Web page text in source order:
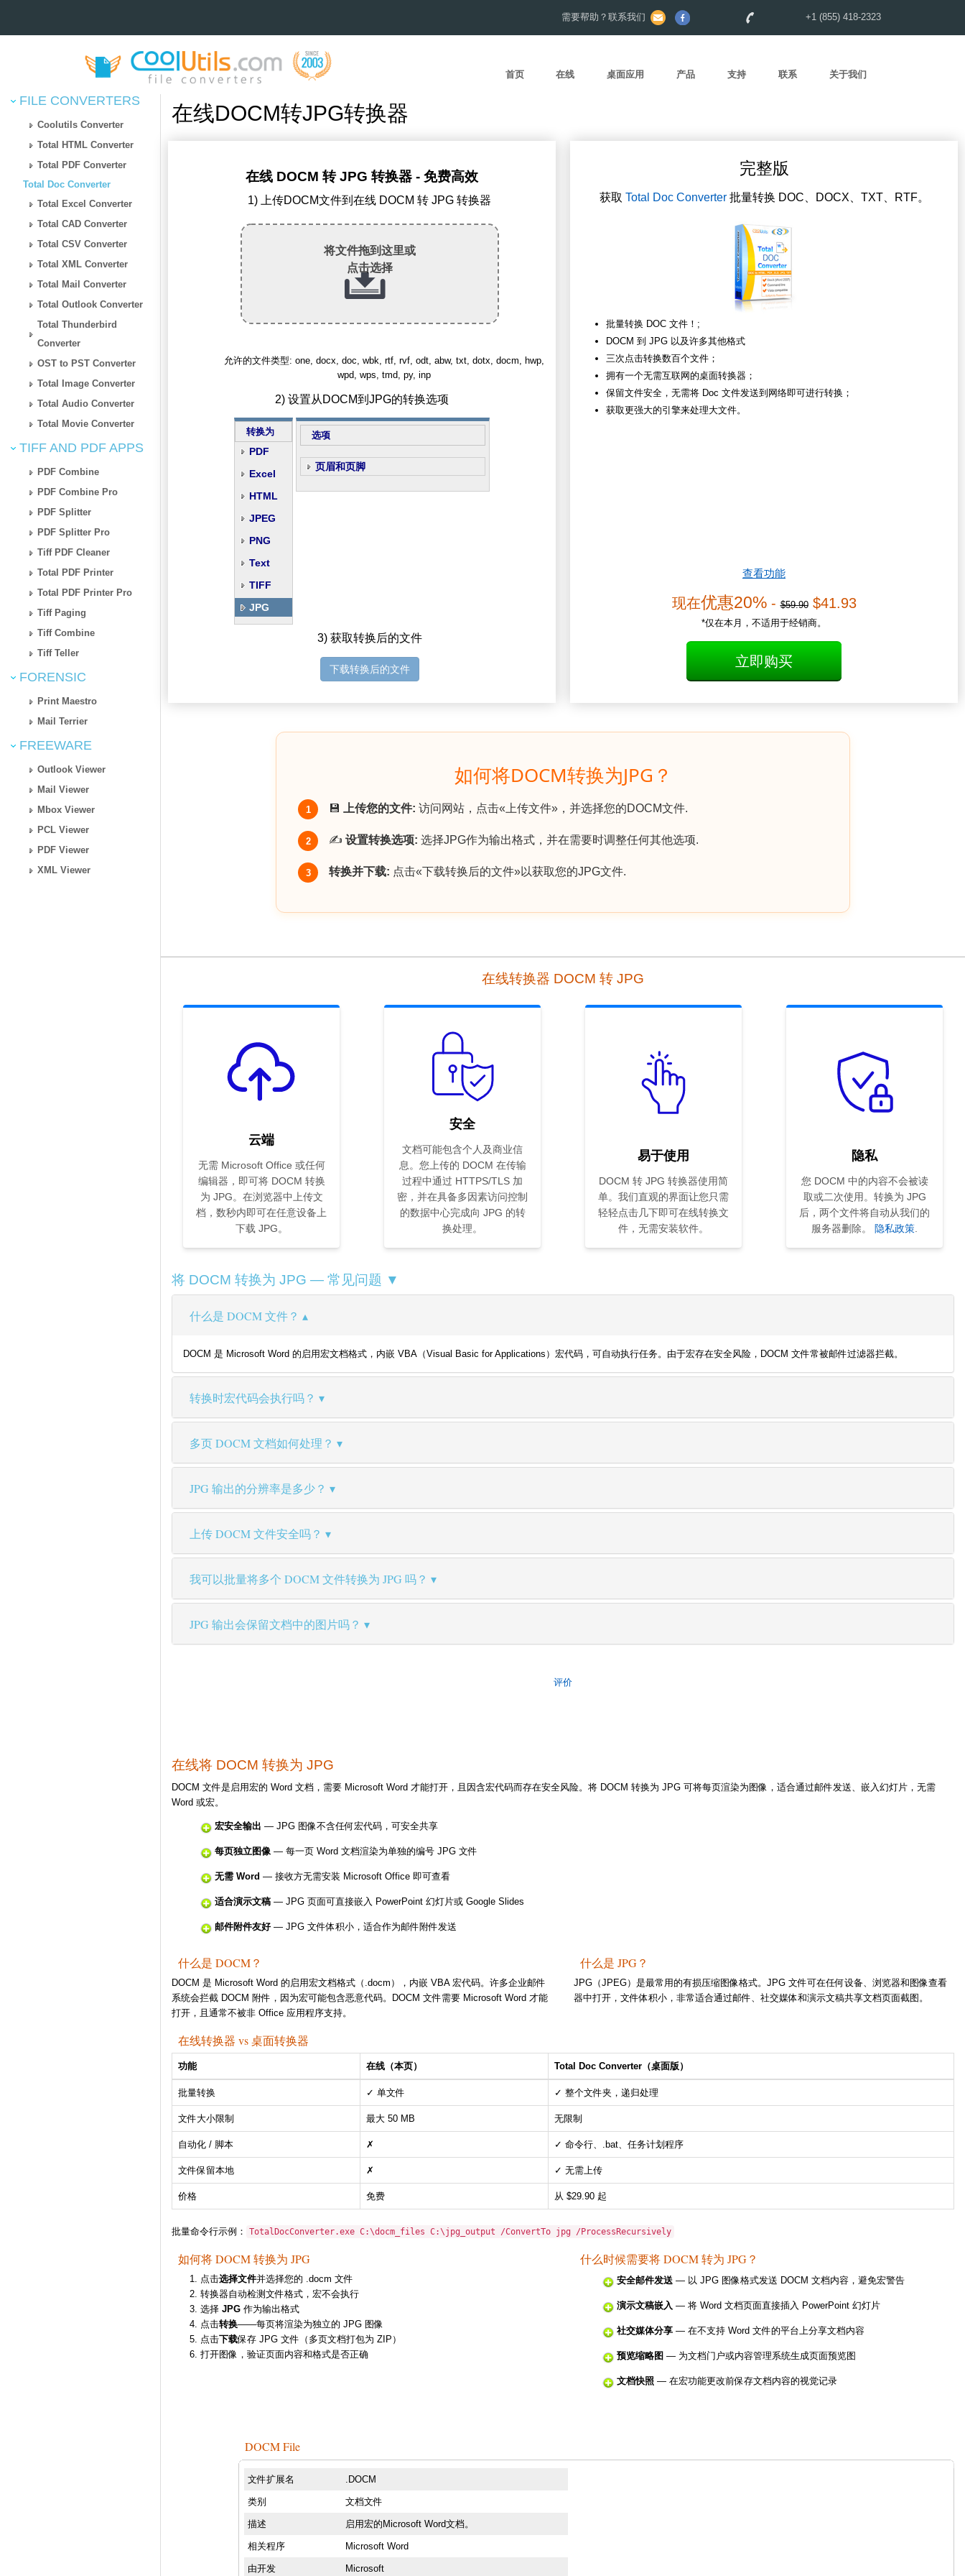
需要帮助？联系我们 +1 (855) 418-2323
首页 在线 桌面应用 产品 支持 联系 关于我们
FILE CONVERTERS
Coolutils Converter
Total HTML Converter
Total PDF Converter
Total Doc Converter
Total Excel Converter
Total CAD Converter
Total CSV Converter
Total XML Converter
Total Mail Converter
Total Outlook Converter
Total Thunderbird
Converter
OST to PST Converter
Total Image Converter
Total Audio Converter
Total Movie Converter
TIFF AND PDF APPS
PDF Combine
PDF Combine Pro
PDF Splitter
PDF Splitter Pro
Tiff PDF Cleaner
Total PDF Printer
Total PDF Printer Pro
Tiff Paging
Tiff Combine
Tiff Teller
FORENSIC
Print Maestro
Mail Terrier
FREEWARE
Outlook Viewer
Mail Viewer
Mbox Viewer
PCL Viewer
PDF Viewer
XML Viewer
在线DOCM转JPG转换器
在线 DOCM 转 JPG 转换器 - 免费高效
1) 上传DOCM文件到在线 DOCM 转 JPG 转换器
将文件拖到这里或
点击选择
允许的文件类型: one, docx, doc, wbk, rtf, rvf, odt, abw, txt, dotx, docm, hwp,
wpd, wps, tmd, py, inp
2) 设置从DOCM到JPG的转换选项
转换为
PDF
Excel
HTML
JPEG
PNG
Text
TIFF
JPG
选项
页眉和页脚
3) 获取转换后的文件
下载转换后的文件
完整版
获取 Total Doc Converter批量转换 DOC、DOCX、TXT、RTF。
批量转换 DOC 文件！;
DOCM 到 JPG 以及许多其他格式
三次点击转换数百个文件；
拥有一个无需互联网的桌面转换器；
保留文件安全，无需将 Doc 文件发送到网络即可进行转换；
获取更强大的引擎来处理大文件。
查看功能
现在优惠20%-$59.90$41.93
*仅在本月，不适用于经销商。
立即购买
如何将DOCM转换为JPG？
1 💾 上传您的文件: 访问网站，点击«上传文件»，并选择您的DOCM文件.
2 ✍️ 设置转换选项: 选择JPG作为输出格式，并在需要时调整任何其他选项.
3 转换并下载: 点击«下载转换后的文件»以获取您的JPG文件.
在线转换器 DOCM 转 JPG
云端
无需 Microsoft Office 或任何
编辑器，即可将 DOCM 转换
为 JPG。在浏览器中上传文
档，数秒内即可在任意设备上
下载 JPG。
安全
文档可能包含个人及商业信
息。您上传的 DOCM 在传输
过程中通过 HTTPS/TLS 加
密，并在具备多因素访问控制
的数据中心完成向 JPG 的转
换处理。
易于使用
DOCM 转 JPG 转换器使用简
单。我们直观的界面让您只需
轻轻点击几下即可在线转换文
件，无需安装软件。
隐私
您 DOCM 中的内容不会被读
取或二次使用。转换为 JPG
后，两个文件将自动从我们的
服务器删除。
隐私政策
将 DOCM 转换为 JPG — 常见问题 ▼
什么是 DOCM 文件？
DOCM 是 Microsoft Word 的启用宏文档格式，内嵌 VBA（Visual Basic for Applications）宏代码，可自动执行任务。由于宏存在安全风险，DOCM 文件常被邮件过滤器拦截。
转换时宏代码会执行吗？
多页 DOCM 文档如何处理？
JPG 输出的分辨率是多少？
上传 DOCM 文件安全吗？
我可以批量将多个 DOCM 文件转换为 JPG 吗？
JPG 输出会保留文档中的图片吗？
评价
在线将 DOCM 转换为 JPG
DOCM 文件是启用宏的 Word 文档，需要 Microsoft Word 才能打开，且因含宏代码而存在安全风险。将 DOCM 转换为 JPG 可将每页渲染为图像，适合通过邮件发送、嵌入幻灯片，无需
Word 或宏。
宏安全输出 — JPG 图像不含任何宏代码，可安全共享
每页独立图像 — 每一页 Word 文档渲染为单独的编号 JPG 文件
无需 Word — 接收方无需安装 Microsoft Office 即可查看
适合演示文稿 — JPG 页面可直接嵌入 PowerPoint 幻灯片或 Google Slides
邮件附件友好— JPG 文件体积小，适合作为邮件附件发送
什么是 DOCM？
DOCM 是 Microsoft Word 的启用宏文档格式（.docm），内嵌 VBA 宏代码。许多企业邮件
系统会拦截 DOCM 附件，因为宏可能包含恶意代码。DOCM 文件需要 Microsoft Word 才能
打开，且通常不被非 Office 应用程序支持。
什么是 JPG？
JPG（JPEG）是最常用的有损压缩图像格式。JPG 文件可在任何设备、浏览器和图像查看
器中打开，文件体积小，非常适合通过邮件、社交媒体和演示文稿共享文档页面截图。
在线转换器 vs 桌面转换器
功能 在线（本页） Total Doc Converter（桌面版）
批量转换 ✓ 单文件 ✓ 整个文件夹，递归处理
文件大小限制 最大 50 MB 无限制
自动化 / 脚本 ✗ ✓ 命令行、.bat、任务计划程序
文件保留本地 ✗ ✓ 无需上传
价格 免费 从 $29.90 起
批量命令行示例： TotalDocConverter.exe C:\docm_files C:\jpg_output /ConvertTo jpg /ProcessRecursively
如何将 DOCM 转换为 JPG
点击选择文件并选择您的 .docm 文件
转换器自动检测文件格式，宏不会执行
选择 JPG 作为输出格式
点击转换——每页将渲染为独立的 JPG 图像
点击下载保存 JPG 文件（多页文档打包为 ZIP）
打开图像，验证页面内容和格式是否正确
什么时候需要将 DOCM 转为 JPG？
安全邮件发送 — 以 JPG 图像格式发送 DOCM 文档内容，避免宏警告
演示文稿嵌入 — 将 Word 文档页面直接插入 PowerPoint 幻灯片
社交媒体分享 — 在不支持 Word 文件的平台上分享文档内容
预览缩略图 — 为文档门户或内容管理系统生成页面预览图
文档快照 — 在宏功能更改前保存文档内容的视觉记录
DOCM File
文件扩展名 .DOCM
类别 文档文件
描述 启用宏的Microsoft Word文档。
相关程序 Microsoft Word
由开发 Microsoft